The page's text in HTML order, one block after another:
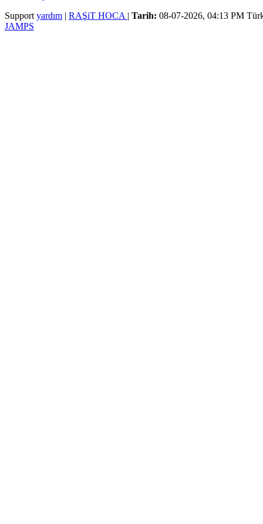
Support yardım | RAŞiT HOCA | Tarih: 08-07-2026, 04:13 PM
JAMPS